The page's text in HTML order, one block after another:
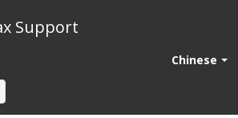
Support
Chinese